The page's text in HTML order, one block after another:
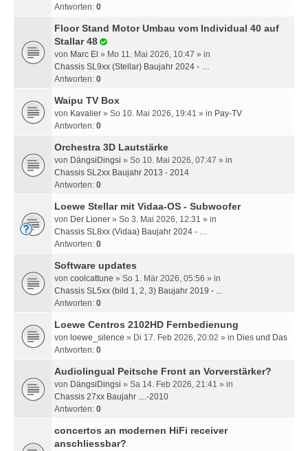
Antworten: 0
Floor Stand Motor Umbau vom Individual 40 auf
Stallar 48
von Marc El » Mo 11. Mai 2026, 10:47 » in
Chassis SL9xx (Stellar) Baujahr 2024 - …
Antworten: 0
Waipu TV Box
von Kavalier » So 10. Mai 2026, 19:41 » in Pay-TV
Antworten: 0
Orchestra 3D Lautstärke
von DängsiDingsi » So 10. Mai 2026, 07:47 » in
Chassis SL2xx Baujahr 2013 - 2014
Antworten: 0
Loewe Stellar mit Vidaa-OS - Subwoofer
von Der Lioner » So 3. Mai 2026, 12:31 » in
Chassis SL8xx (Vidaa) Baujahr 2024 - …
Antworten: 0
Software updates
von coolcattune » So 1. Mär 2026, 05:56 » in
Chassis SL5xx (bild 1, 2, 3) Baujahr 2019 - ...
Antworten: 0
Loewe Centros 2102HD Fernbedienung
von loewe_silence » Di 17. Feb 2026, 20:02 » in Dies und Das
Antworten: 0
Audiolingual Peitsche Front an Vorverstärker?
von DängsiDingsi » Sa 14. Feb 2026, 21:41 » in
Chassis 27xx Baujahr ....-2010
Antworten: 0
concertos an modernen HiFi receiver
anschliessbar?